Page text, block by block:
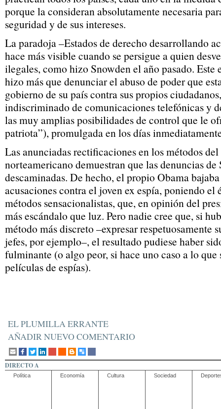
porque la consideran absolutamente necesaria
seguridad y de sus intereses.
La paradoja –Estados de derecho desarrollando
hace más visible cuando se persigue a quien
ilegales, como hizo Snowden el año pasado. Este
hizo más que denunciar el abuso de poder que
gobierno de su país contra sus propios
indiscriminado de comunicaciones telefónicas y
las muy amplias posibilidades de control que le
patriota”), promulgada en los días
Las anunciadas rectificaciones en los métodos
norteamericano demuestran que las denuncias
descaminadas. De hecho, el propio Obama
acusaciones contra el joven ex espía, poniendo el
métodos sensacionalistas, que, en opinión del
más escándalo que luz. Pero nadie cree que, si
método más discreto –expresar respetuosamente
jefes, por ejemplo–, el resultado pudiese haber
fulminante (o algo peor, si hace uno caso a lo que
películas de espías).
EL PLUMILLA ERRANTE
AÑADIR NUEVO COMENTARIO
DIRECTO A
Política Economía Cultura Sociedad